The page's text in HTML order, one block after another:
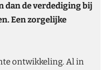
dan de verdediging bij
Een zorgelijke
ontwikkeling. Al in